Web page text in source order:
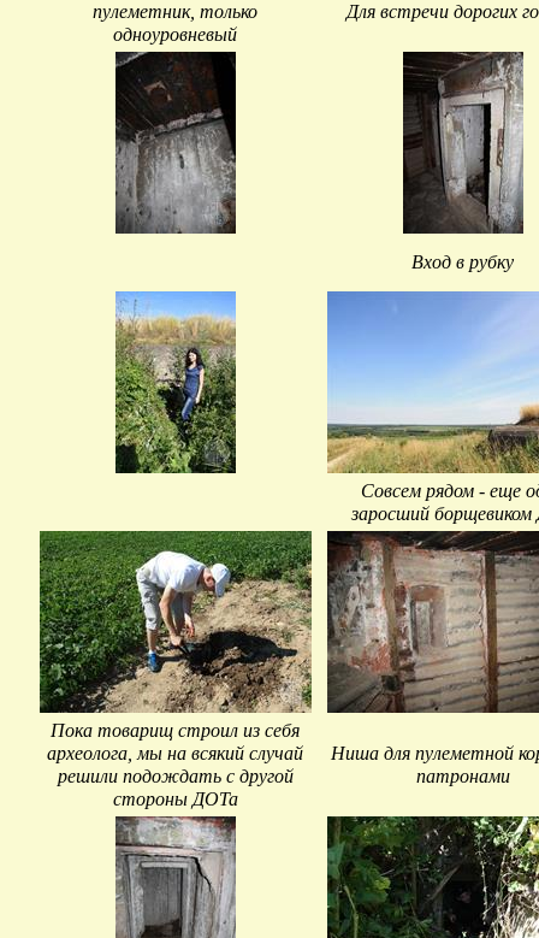
пулеметник, только
одноуровневый
Для встречи дорогих
Вход в рубку
Совсем рядом - еще
заросший
Пока товарищ строил из себя
археолога, мы на всякий случай
решили подождать с другой
стороны ДОТа
Ниша для пулеметной
патронами